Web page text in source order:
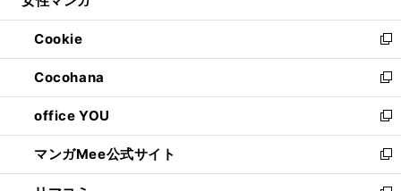
開
く
ウ
で
開
く
ン
ド
ウ
で
開
く
ウ
ィ
ン
ド
ウ
で
開
く
Cookie
新
し
い
ウ
ィ
ン
ド
ウ
Cocohana
新
し
い
ウ
ィ
ン
office YOU
新
し
い
ウ
マンガMee公式サイト
新
し